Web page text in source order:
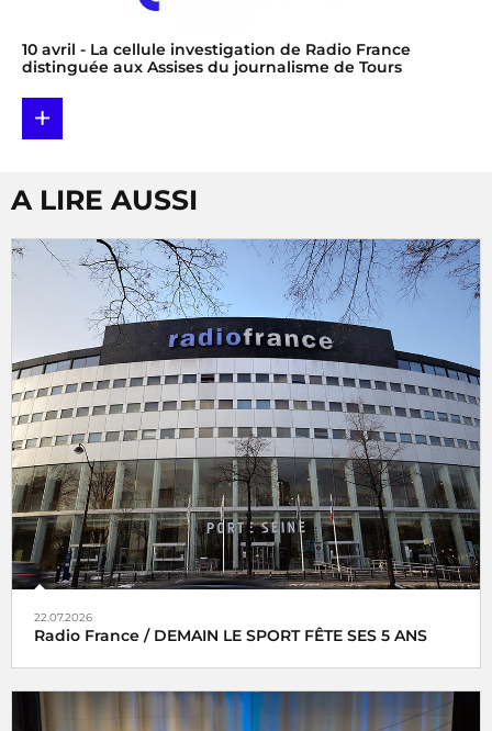
10 avril - La cellule investigation de Radio France
distinguée aux Assises du journalisme de Tours
+
A LIRE AUSSI
22.07.2026
Radio France / DEMAIN LE SPORT FÊTE SES 5 ANS